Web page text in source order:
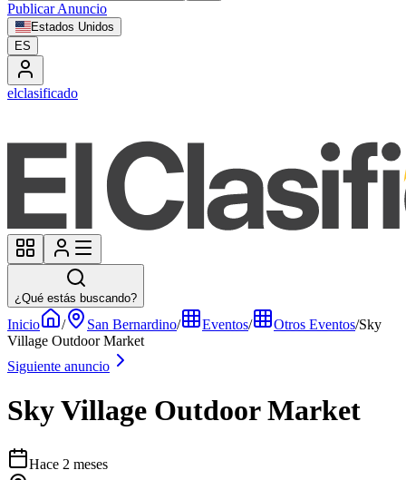
Publicar Anuncio
Estados Unidos
ES
elclasificado
¿Qué estás buscando?
Inicio / San Bernardino/ Eventos/ Otros Eventos/Sky
Village Outdoor Market
Siguiente anuncio
Sky Village Outdoor Market
Hace 2 meses